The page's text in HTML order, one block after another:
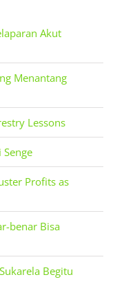
Akut
Menantang
Lessons
Profits as
benar Bisa
Begitu